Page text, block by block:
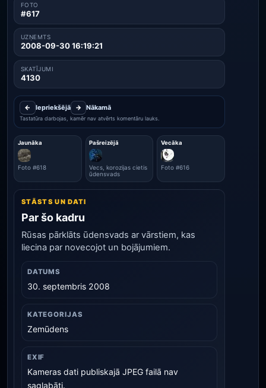
FOTO
#617
UZŅEMTS
2008-09-30 16:19:21
SKATĪJUMI
4130
← Iepriekšējā → Nākamā
Tastatūra darbojas, kamēr nav atvērts komentāru lauks.
Jaunāka
Foto #618
Pašreizējā
Vecs, korozijas cietis
ūdensvads
Vecāka
Foto #616
STĀSTS UN DATI
Par šo kadru
Rūsas pārklāts ūdensvads ar vārstiem, kas
liecina par novecojot un bojājumiem.
DATUMS
30. septembris 2008
KATEGORIJAS
Zemūdens
EXIF
Kameras dati publiskajā JPEG failā nav
saglabāti.